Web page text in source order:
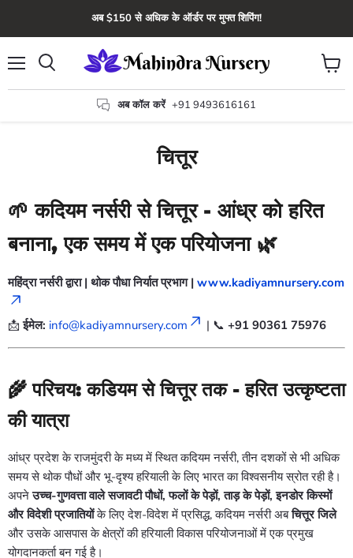
अब $150 से अधिक के ऑर्डर पर मुफ्त शिपिंग!
अब कॉल करें +91 9493616161
कार्ट
देंखे
चित्तूर
🌱कदियम नर्सरी से चित्तूर - आंध्र को हरित
बनाना, एक समय में एक परियोजना🌿
महिंद्रा नर्सरी द्वारा | थोक पौधा निर्यात प्रभाग | www.kadiyamnursery.com
📩ईमेल: info@kadiyamnursery.com | 📞 +91 90361 75976
🌾परिचय: कडियम से चित्तूर तक - हरित उत्कृष्टता
की यात्रा
आंध्र प्रदेश के राजमुंदरी के मध्य में स्थित कदियम नर्सरी, तीन दशकों से भी अधिक
समय से थोक पौधों और भू-दृश्य हरियाली के लिए भारत का विश्वसनीय स्रोत रही है।
अपनेउच्च-गुणवत्ता वाले सजावटी पौधों, फलों के पेड़ों, ताड़ के पेड़ों, इनडोर किस्मों
और विदेशी प्रजातियोंके लिए देश-विदेश में प्रसिद्ध, कदियम नर्सरी अबचित्तूर जिले
और उसके आसपास के क्षेत्रों की हरियाली विकास परियोजनाओं में एक प्रमुख
योगदानकर्ता बन गई है।